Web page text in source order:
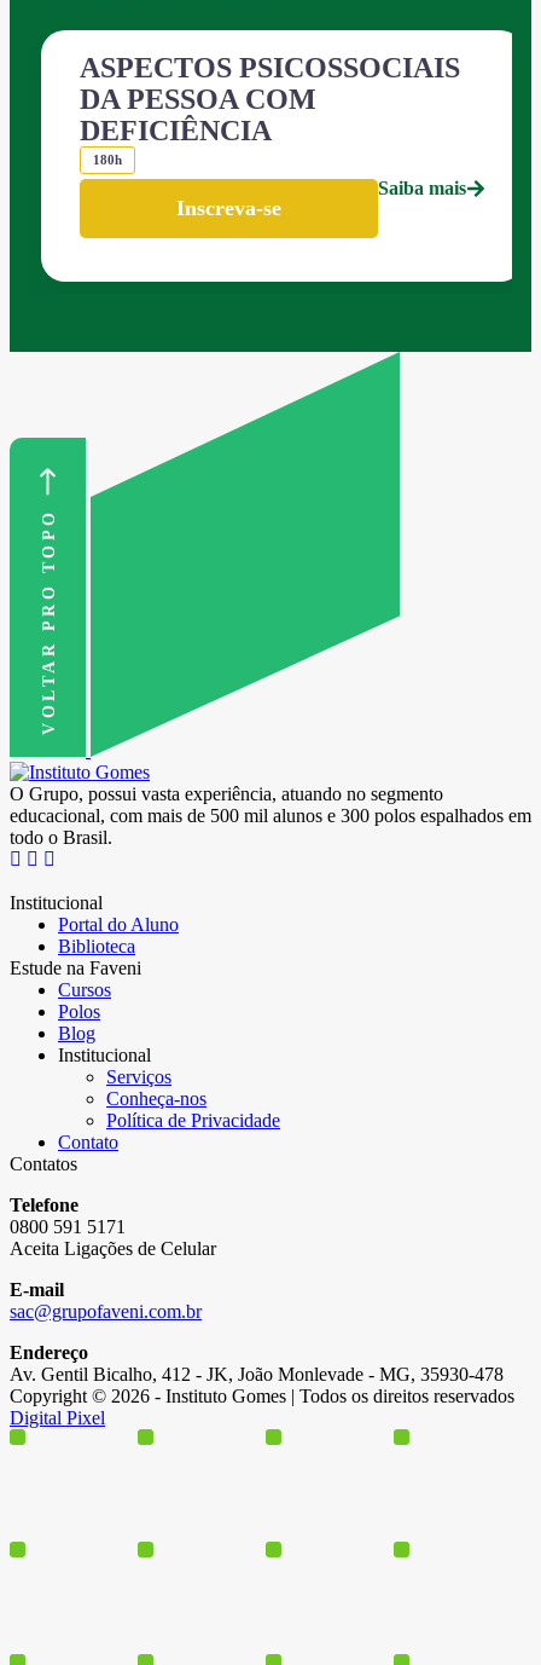
ASPECTOS PSICOSSOCIAIS
DA PESSOA COM
DEFICIÊNCIA
180h
Inscreva-se
Saiba mais
VOLTAR PRO TOPO
O Grupo, possui vasta experiência, atuando no segmento
educacional, com mais de 500 mil alunos e 300 polos espalhados em
todo o Brasil.
Institucional
Portal do Aluno
Biblioteca
Estude na Faveni
Cursos
Polos
Blog
Institucional
Serviços
Conheça-nos
Política de Privacidade
Contato
Contatos
Telefone
0800 591 5171
Aceita Ligações de Celular
E-mail
sac@grupofaveni.com.br
Endereço
Av. Gentil Bicalho, 412 - JK, João Monlevade - MG, 35930-478
Copyright © 2026 - Instituto Gomes | Todos os direitos reservados
Digital Pixel